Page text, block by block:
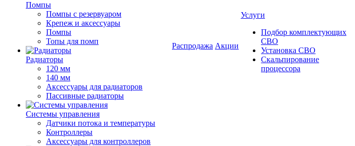
Помпы
Помпы с резервуаром
Крепеж и аксессуары
Помпы
Топы для помп
Радиаторы
120 мм
140 мм
Аксессуары для радиаторов
Пассивные радиаторы
Системы управления
Датчики потока и температуры
Контроллеры
Аксессуары для контроллеров
Распродажа Акции
Услуги
Подбор комплектующих
СВО
Установка СВО
Скальпирование
процессора